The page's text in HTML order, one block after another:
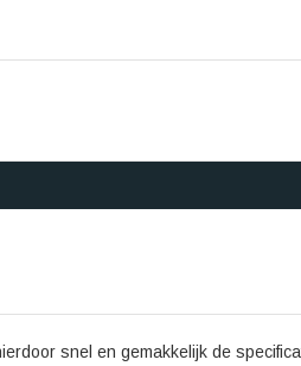
snel en gemakkelijk de